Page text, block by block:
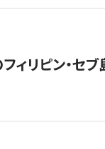
ィリピン・セ